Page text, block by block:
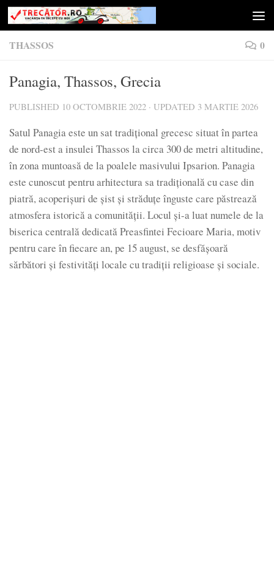
Skip to content
THASSOS 0
Panagia, Thassos, Grecia
PUBLISHED 10 OCTOMBRIE 2022 · UPDATED 3 MARTIE 2026
Satul Panagia este un sat tradițional grecesc situat în partea
de nord-est a insulei Thassos la circa 300 de metri altitudine,
în zona muntoasă de la poalele masivului Ipsarion. Panagia
este cunoscut pentru arhitectura sa tradițională cu case din
piatră, acoperișuri de șist și străduțe înguste care păstrează
atmosfera istorică a comunității. Locul și-a luat numele de la
biserica centrală dedicată Preasfintei Fecioare Maria, motiv
pentru care în fiecare an, pe 15 august, se desfășoară
sărbători și festivități locale cu tradiții religioase și sociale.